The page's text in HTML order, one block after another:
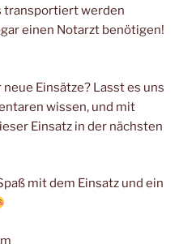
transportiert werden
einen Notarzt benötigen!
Einsätze? Lasst es uns
wissen, und mit
Einsatz in der nächsten
mit dem Einsatz und ein